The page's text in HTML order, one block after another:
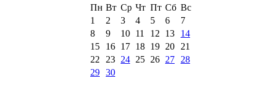
Пн Вт Ср Чт Пт Сб Вс
1
2 3 4 5 6
7
8
9 10 11 12 13
14
15
16 17 18 19 20
21
22
23 24 25 26 27
28
29 30